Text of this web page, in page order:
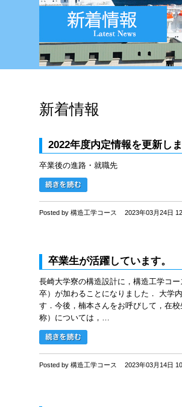
新着情報
2022年度内定情報を更新しま
卒業後の進路・就職先
Posted by 構造工学コース 2023年03月24日
卒業生が活躍しています。
長崎大学寮の構造設計に，構造工学コ
卒）が加わることになりました． 大学
す．今後，楠本さんをお呼びして，在
称）については，…
Posted by 構造工学コース 2023年03月14日